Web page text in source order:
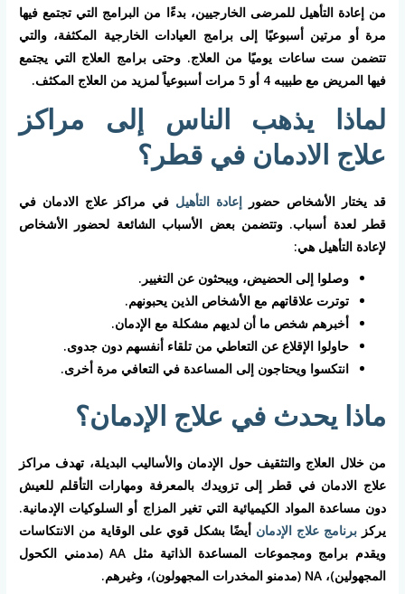
من إعادة التأهيل للمرضى الخارجيين، بدءًا من البرامج التي تجتمع فيها
مرة أو مرتين أسبوعيًا إلى برامج العيادات الخارجية المكثفة، والتي
تتضمن ست ساعات يوميًا من العلاج. وحتى برامج العلاج التي يجتمع
فيها المريض مع طبيبه 4 أو 5 مرات أسبوعياً لمزيد من العلاج المكثف.
لماذا يذهب الناس إلى مراكز
علاج الادمان في قطر؟
قد يختار الأشخاص حضور إعادة التأهيل في مراكز علاج الادمان في
قطر لعدة أسباب. وتتضمن بعض الأسباب الشائعة لحضور الأشخاص
لإعادة التأهيل هي:
وصلوا إلى الحضيض، ويبحثون عن التغيير.
توترت علاقاتهم مع الأشخاص الذين يحبونهم.
أخبرهم شخص ما أن لديهم مشكلة مع الإدمان.
حاولوا الإقلاع عن التعاطي من تلقاء أنفسهم دون جدوى.
انتكسوا ويحتاجون إلى المساعدة في التعافي مرة أخرى.
ماذا يحدث في علاج الإدمان؟
من خلال العلاج والتثقيف حول الإدمان والأساليب البديلة، تهدف مراكز
علاج الادمان في قطر إلى تزويدك بالمعرفة ومهارات التأقلم للعيش
دون مساعدة المواد الكيميائية التي تغير المزاج أو السلوكيات الإدمانية.
يركزبرنامج علاج الإدمان أيضًا بشكل قوي على الوقاية من الانتكاسات
ويقدم برامج ومجموعات المساعدة الذاتية مثل AA (مدمني الكحول
المجهولين)، NA (مدمنو المخدرات المجهولون)، وغيرهم.